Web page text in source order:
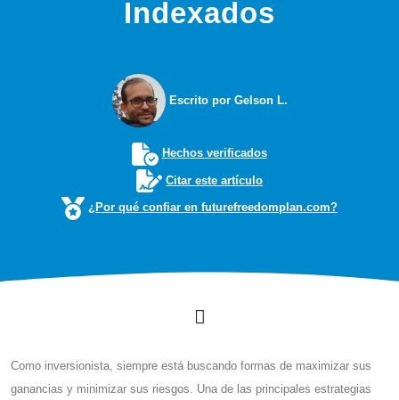
Indexados
Escrito por Gelson L.
Hechos verificados
Citar este artículo
¿Por qué confiar en futurefreedomplan.com?
Como inversionista, siempre está buscando formas de maximizar sus
ganancias y minimizar sus riesgos. Una de las principales estrategias